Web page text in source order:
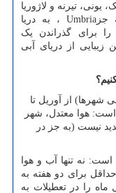
یونی، تیرنه و لاژوریا
Umbria ، به دریا
برای گذراندن یک
از دریای آبی
شهرها) از آوریل تا
است: هوا معتدل، شهر
نیست (به جز در
نه تنها آب و هوا
برای دو هفته به
ماه را در تعطیلات به